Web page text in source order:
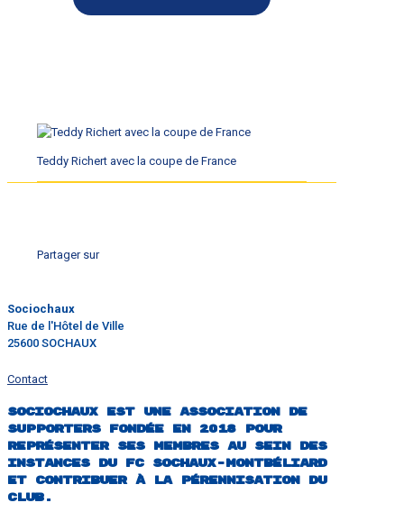
Teddy Richert avec la coupe de France
Partager sur
Sociochaux
Rue de l'Hôtel de Ville
25600 SOCHAUX
Contact
Sociochaux est une association de
supporters fondée en 2018 pour
représenter ses membres au sein des
instances du FC Sochaux-Montbéliard
et contribuer à la pérennisation du
club.